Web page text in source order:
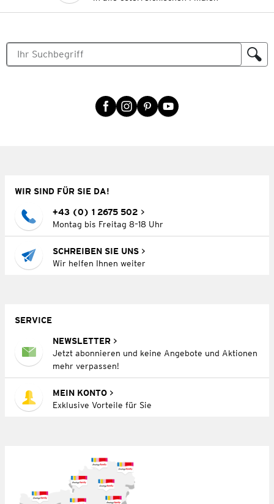
WIR SIND FÜR SIE DA!
+43 (0) 1 2675 502
Montag bis Freitag 8–18 Uhr
SCHREIBEN SIE UNS
Wir helfen Ihnen weiter
SERVICE
NEWSLETTER
Jetzt abonnieren und keine Angebote und Aktionen
mehr verpassen!
MEIN KONTO
Exklusive Vorteile für Sie